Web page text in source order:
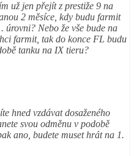
už jen přejít z prestiže 9 na
2 měsíce, kdy budu farmit
úrovni? Nebo že vše bude na
farmit, tak do konce FL budu
tanku na IX tieru?
hned vzdávat dosaženého
svou odměnu v podobě
ano, budete muset hrát na 1.